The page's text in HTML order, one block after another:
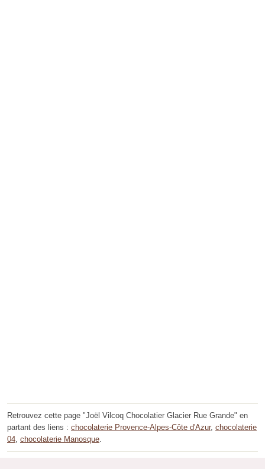
Retrouvez cette page "Joël Vilcoq Chocolatier Glacier Rue Grande" en
partant des liens : chocolaterie Provence-Alpes-Côte d'Azur, chocolaterie
04, chocolaterie Manosque.